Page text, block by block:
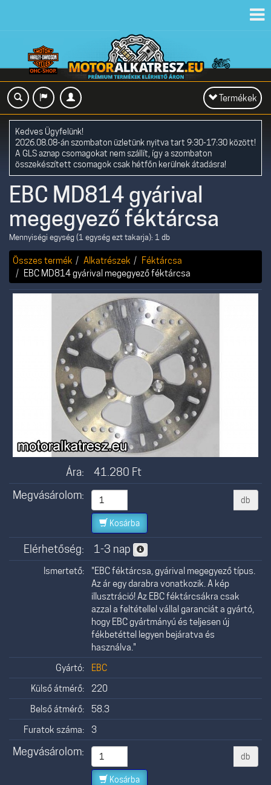
Toggle
navigation
Termékek
Kedves Ügyfelünk!
2026.08.08-án szombaton üzletünk nyitva tart 9:30-17:30 között!
A GLS aznap csomagokat nem szállít, így a szombaton
összekészített csomagok csak hétfőn kerülnek átadásra!
EBC MD814 gyárival
megegyező féktárcsa
Mennyiségi egység (1 egység ezt takarja): 1 db
Összes termék Alkatrészek
Féktárcsa
EBC MD814 gyárival megegyező féktárcsa
Ára: 41.280 Ft
Megvásárolom:
db
Kosárba
Elérhetőség: 1-3 nap
Ismertető:
"EBC féktárcsa, gyárival megegyező típus.
Az ár egy darabra vonatkozik. A kép
illusztráció! Az EBC féktárcsákra csak
azzal a feltétellel vállal garanciát a gyártó,
hogy EBC gyártmányú és teljesen új
fékbetéttel legyen bejáratva és
használva."
Gyártó:
EBC
Külső átmérő:
220
Belső átmérő:
58.3
Furatok száma:
3
Megvásárolom: db
Kosárba